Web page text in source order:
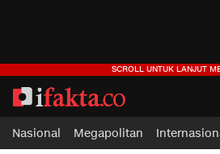
Nasional Megapolitan